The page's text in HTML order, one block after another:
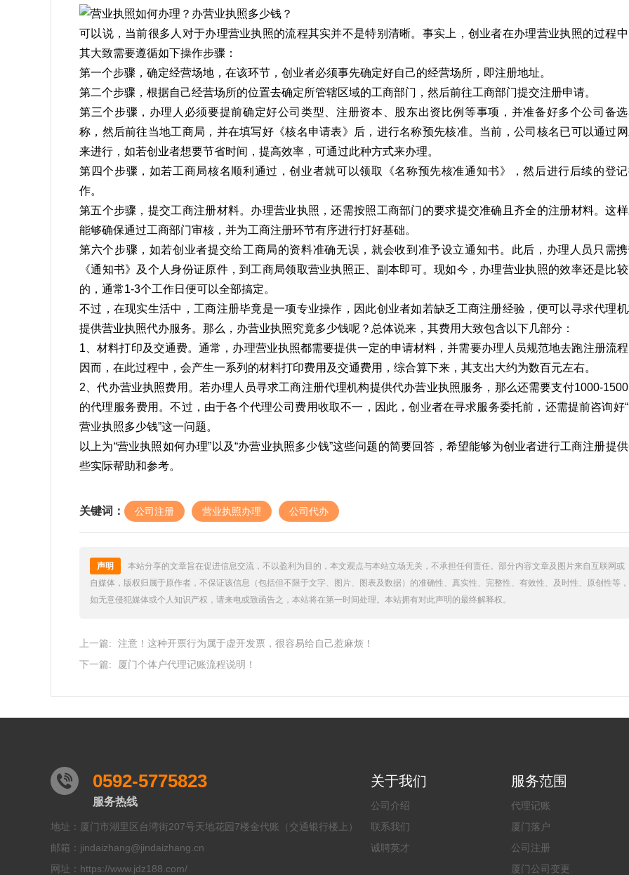
可以说，当前很多人对于办理营业执照的流程其实并不是特别清晰。事实上，创业者在办理营业执照的过程中
其大致需要遵循如下操作步骤：
第一个步骤，确定经营场地，在该环节，创业者必须事先确定好自己的经营场所，即注册地址。
第二个步骤，根据自己经营场所的位置去确定所管辖区域的工商部门，然后前往工商部门提交注册申请。
第三个步骤，办理人必须要提前确定好公司类型、注册资本、股东出资比例等事项，并准备好多个公司备选
称，然后前往当地工商局，并在填写好《核名申请表》后，进行名称预先核准。当前，公司核名已可以通过网
来进行，如若创业者想要节省时间，提高效率，可通过此种方式来办理。
第四个步骤，如若工商局核名顺利通过，创业者就可以领取《名称预先核准通知书》，然后进行后续的登
作。
第五个步骤，提交工商注册材料。办理营业执照，还需按照工商部门的要求提交准确且齐全的注册材料。这
能够确保通过工商部门审核，并为工商注册环节有序进行打好基础。
第六个步骤，如若创业者提交给工商局的资料准确无误，就会收到准予设立通知书。此后，办理人员只需
《通知书》及个人身份证原件，到工商局领取营业执照正、副本即可。现如今，办理营业执照的效率还是比
的，通常1-3个工作日便可以全部搞定。
不过，在现实生活中，工商注册毕竟是一项专业操作，因此创业者如若缺乏工商注册经验，便可以寻求代理
提供营业执照代办服务。那么，办营业执照究竟多少钱呢？总体说来，其费用大致包含以下几部分：
1、材料打印及交通费。通常，办理营业执照都需要提供一定的申请材料，并需要办理人员规范地去跑注册流程
因而，在此过程中，会产生一系列的材料打印费用及交通费用，综合算下来，其支出大约为数百元左右。
2、代办营业执照费用。若办理人员寻求工商注册代理机构提供代办营业执照服务，那么还需要支付1000-
的代理服务费用。不过，由于各个代理公司费用收取不一，因此，创业者在寻求服务委托前，还需提前咨询好
营业执照多少钱”这一问题。
以上为“营业执照如何办理”以及“办营业执照多少钱”这些问题的简要回答，希望能够为创业者进行工商注册提
些实际帮助和参考。
关键词： 公司注册 营业执照办理 公司代办
声明
本站分享的文章旨在促进信息交流，不以盈利为目的，本文观点与本站立场无关，不承担任何责任。部分内容文章及图片来自互联网或
自媒体，版权归属于原作者，不保证该信息（包括但不限于文字、图片、图表及数据）的准确性、真实性、完整性、有效性、及时性、原创性等，
如无意侵犯媒体或个人知识产权，请来电或致函告之，本站将在第一时间处理。本站拥有对此声明的最终解释权。
上一篇:
注意！这种开票行为属于虚开发票，很容易给自己惹麻烦！
下一篇:
厦门个体户代理记账流程说明！
0592-5775823
服务热线
地址：厦门市湖里区台湾街207号天地花园7楼金代账（交通银行楼上）
邮箱：jindaizhang@jindaizhang.cn
网址：https://www.jdz188.com/
关于我们
公司介绍
联系我们
诚聘英才
服务范围
代理记账
厦门落户
公司注册
厦门公司变更